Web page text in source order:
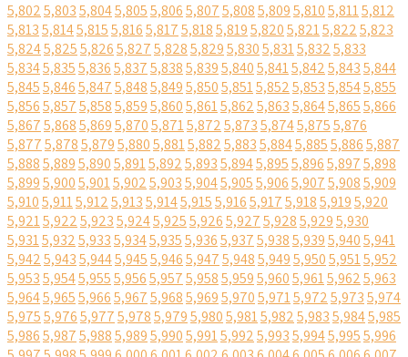
5,8025,8035,8045,8055,8065,8075,8085,8095,8105,8115,812
5,8135,8145,8155,8165,8175,8185,8195,8205,8215,8225,823
5,8245,8255,8265,8275,8285,8295,8305,8315,8325,833
5,8345,8355,8365,8375,8385,8395,8405,8415,8425,8435,844
5,8455,8465,8475,8485,8495,8505,8515,8525,8535,8545,855
5,8565,8575,8585,8595,8605,8615,8625,8635,8645,8655,866
5,8675,8685,8695,8705,8715,8725,8735,8745,8755,876
5,8775,8785,8795,8805,8815,8825,8835,8845,8855,8865,887
5,8885,8895,8905,8915,8925,8935,8945,8955,8965,8975,898
5,8995,9005,9015,9025,9035,9045,9055,9065,9075,9085,909
5,9105,9115,9125,9135,9145,9155,9165,9175,9185,9195,920
5,9215,9225,9235,9245,9255,9265,9275,9285,9295,930
5,9315,9325,9335,9345,9355,9365,9375,9385,9395,9405,941
5,9425,9435,9445,9455,9465,9475,9485,9495,9505,9515,952
5,9535,9545,9555,9565,9575,9585,9595,9605,9615,9625,963
5,9645,9655,9665,9675,9685,9695,9705,9715,9725,9735,974
5,9755,9765,9775,9785,9795,9805,9815,9825,9835,9845,985
5,9865,9875,9885,9895,9905,9915,9925,9935,9945,9955,996